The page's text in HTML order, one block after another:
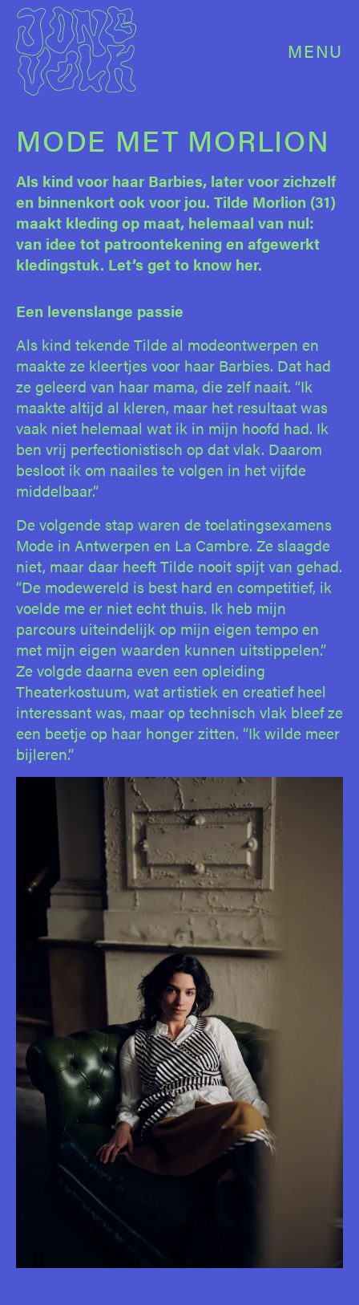
MENU
MODE MET MORLION
Als kind voor haar Barbies, later voor zichzelf
en binnenkort ook voor jou. Tilde Morlion (31)
maakt kleding op maat, helemaal van nul:
van idee tot patroontekening en afgewerkt
kledingstuk. Let’s get to know her.
Een levenslange passie
Als kind tekende Tilde al modeontwerpen en
maakte ze kleertjes voor haar Barbies. Dat had
ze geleerd van haar mama, die zelf naait. “Ik
maakte altijd al kleren, maar het resultaat was
vaak niet helemaal wat ik in mijn hoofd had. Ik
ben vrij perfectionistisch op dat vlak. Daarom
besloot ik om naailes te volgen in het vijfde
middelbaar.”
De volgende stap waren de toelatingsexamens
Mode in Antwerpen en La Cambre. Ze slaagde
niet, maar daar heeft Tilde nooit spijt van gehad.
“De modewereld is best hard en competitief, ik
voelde me er niet echt thuis. Ik heb mijn
parcours uiteindelijk op mijn eigen tempo en
met mijn eigen waarden kunnen uitstippelen.”
Ze volgde daarna even een opleiding
Theaterkostuum, wat artistiek en creatief heel
interessant was, maar op technisch vlak bleef ze
een beetje op haar honger zitten. “Ik wilde meer
bijleren.”